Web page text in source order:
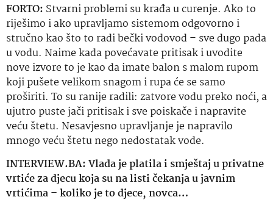
FORTO: Stvarni problemi su krađa u curenje. Ako to
riješimo i ako upravljamo sistemom odgovorno i
stručno kao što to radi bečki vodovod – sve dugo pada
u vodu. Naime kada povećavate pritisak i uvodite
nove izvore to je kao da imate balon s malom rupom
koji pušete velikom snagom i rupa će se samo
proširiti. To su ranije radili: zatvore vodu preko noći, a
ujutro puste jači pritisak i svepoiskačei napravite
veću štetu. Nesavjesno upravljanje je napravilo
mnogo veću štetu nego nedostatak vode.
INTERVIEW.BA: Vlada je platila i smještaj u privatne
vrtiće za djecu koja su na listi čekanja u javnim
vrtićima – koliko je to djece, novca…